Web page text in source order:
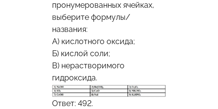
пронумерованных ячейках,
выберите формулы/
названия:
A) кислотного оксида;
Б) кислой соли;
В) нерастворимого
гидроксида.
Ответ: 492.